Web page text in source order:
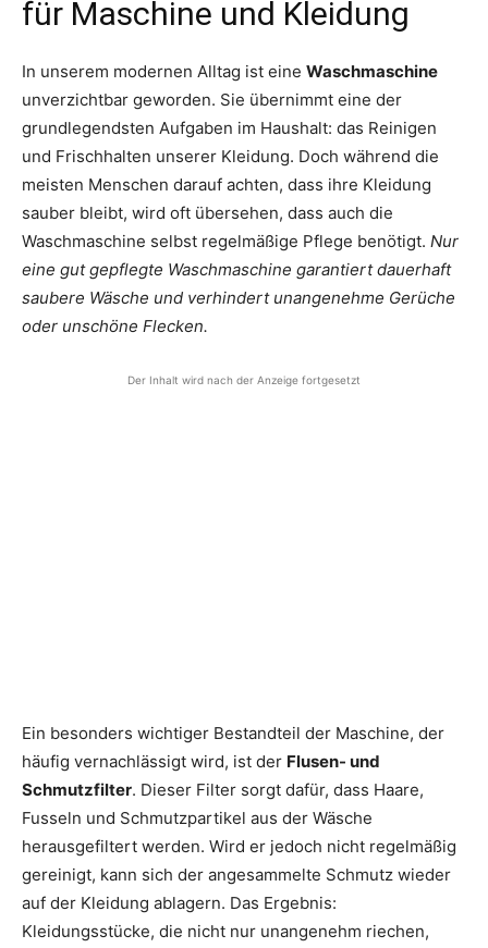
für Maschine und Kleidung
In unserem modernen Alltag ist eine Waschmaschine
unverzichtbar geworden. Sie übernimmt eine der
grundlegendsten Aufgaben im Haushalt: das Reinigen
und Frischhalten unserer Kleidung. Doch während die
meisten Menschen darauf achten, dass ihre Kleidung
sauber bleibt, wird oft übersehen, dass auch die
Waschmaschine selbst regelmäßige Pflege benötigt. Nur
eine gut gepflegte Waschmaschine garantiert dauerhaft
saubere Wäsche und verhindert unangenehme Gerüche
oder unschöne Flecken.
Der Inhalt wird nach der Anzeige fortgesetzt
Ein besonders wichtiger Bestandteil der Maschine, der
häufig vernachlässigt wird, ist der Flusen- und
Schmutzfilter. Dieser Filter sorgt dafür, dass Haare,
Fusseln und Schmutzpartikel aus der Wäsche
herausgefiltert werden. Wird er jedoch nicht regelmäßig
gereinigt, kann sich der angesammelte Schmutz wieder
auf der Kleidung ablagern. Das Ergebnis:
Kleidungsstücke, die nicht nur unangenehm riechen,